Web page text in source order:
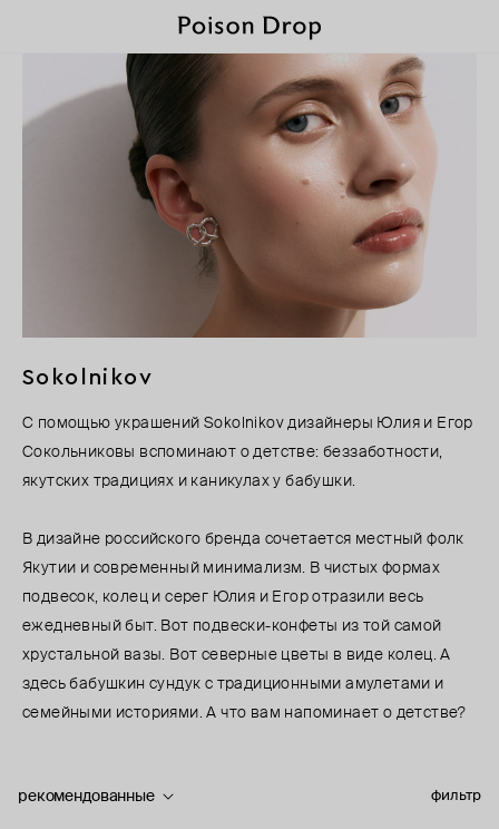
Sokolnikov
С помощью украшений Sokolnikov дизайнеры Юлия и Егор
Сокольниковы вспоминают о детстве: беззаботности,
якутских традициях и каникулах у бабушки.
В дизайне российского бренда сочетается местный фолк
Якутии и современный минимализм. В чистых формах
подвесок, колец и серег Юлия и Егор отразили весь
ежедневный быт. Вот подвески-конфеты из той самой
хрустальной вазы. Вот северные цветы в виде колец. А
здесь бабушкин сундук с традиционными амулетами и
семейными историями. А что вам напоминает о детстве?
фильтр
рекомендованные